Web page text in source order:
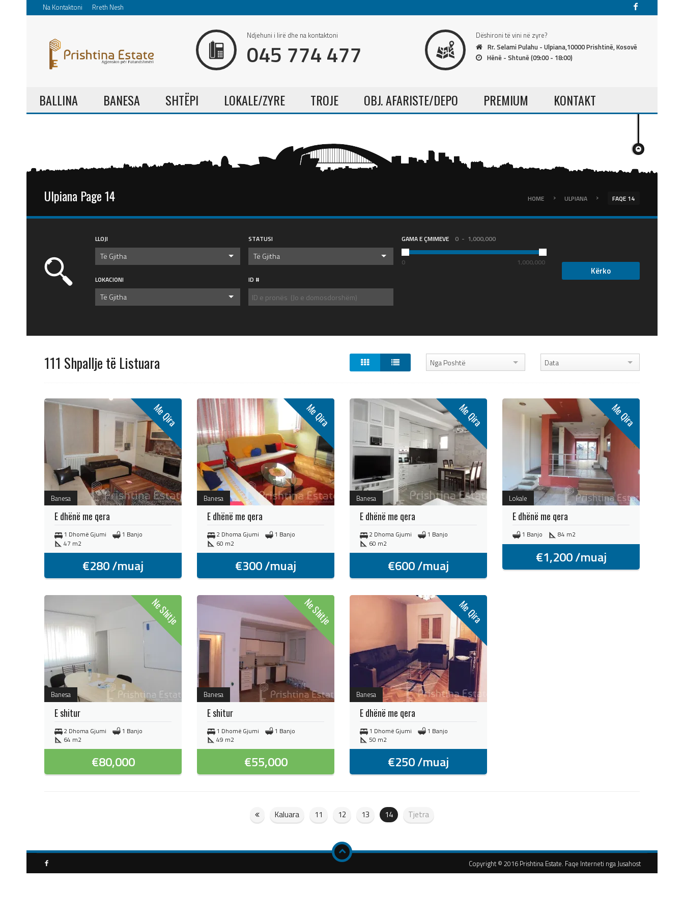
Na Kontaktoni Rreth Nesh
Ndjehuni i lirë dhe na kontaktoni
045 774 477
Dëshironi të vini në zyre?
Rr. Selami Pulahu - Ulpiana,10000 Prishtinë, Kosovë
Hënë - Shtunë (09:00 - 18:00)
BALLINA BANESA SHTËPI LOKALE/ZYRE TROJE OBJ. AFARISTE/DEPO PREMIUM KONTAKT
Ulpiana Page 14 HOME › ULPIANA › FAQE 14
LLOJI
Të Gjitha
STATUSI
Të Gjitha
GAMA E ÇMIMEVE 0 1,000,000
0
1,000,000
LOKACIONI
Të Gjitha
ID #
111 Shpallje të Listuara Nga Poshtë Data
Banesa
Me Qira
E dhënë me qera
1 Dhomë Gjumi
1 Banjo
47 m2
€280/muaj
Banesa
Me Qira
E dhënë me qera
2 Dhoma Gjumi
1 Banjo
60 m2
€300/muaj
Banesa
Me Qira
E dhënë me qera
2 Dhoma Gjumi
1 Banjo
60 m2
€600/muaj
Lokale
Me Qira
E dhënë me qera
1 Banjo 84 m2
€1,200/muaj
Banesa
Ne Shitje
E shitur
2 Dhoma Gjumi
1 Banjo
64 m2
€80,000
Banesa
Ne Shitje
E shitur
1 Dhomë Gjumi
1 Banjo
49 m2
€55,000
Banesa
Me Qira
E dhënë me qera
1 Dhomë Gjumi
1 Banjo
50 m2
€250/muaj
Kaluara 11 12 13 14 Tjetra
Copyright © 2016 Prishtina Estate. Faqe Interneti nga Jusahost